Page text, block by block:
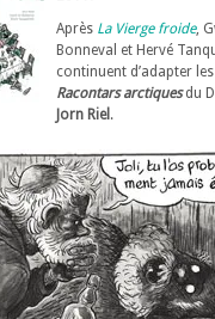
Après La Vierge froide,
Bonneval et Hervé
continuent d’adapter les
Racontars arctiquesdu
Jorn Riel .